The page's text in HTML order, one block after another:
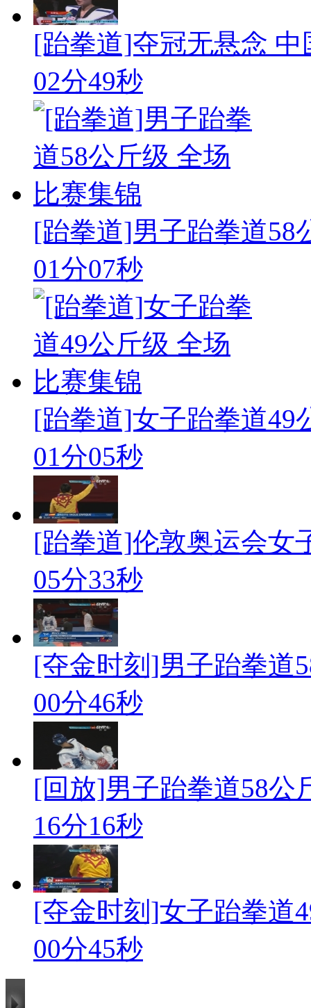
[跆拳道]夺冠无悬念
02分49秒
[跆拳道]男子跆拳道58
01分07秒
[跆拳道]女子跆拳道49
01分05秒
[跆拳道]伦敦奥运会女
05分33秒
[夺金时刻]男子跆拳道
00分46秒
[回放]男子跆拳道58公
16分16秒
[夺金时刻]女子跆拳道
00分45秒